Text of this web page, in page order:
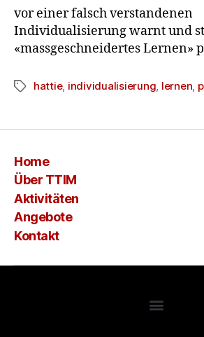
vor einer falsch verstandenen
Individualisierung warnt und
«massgeschneidertes Lernen»
hattie, individualisierung, lernen,
Home
Über TTIM
Aktivitäten
Angebote
Kontakt